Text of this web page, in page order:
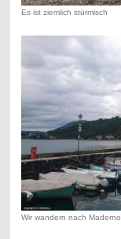
Es ist ziemlich stürmisch
Wir wandern nach Maderno